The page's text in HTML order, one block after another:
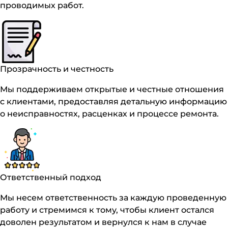
проводимых работ.
Прозрачность и честность
Мы поддерживаем открытые и честные отношения
с клиентами, предоставляя детальную информацию
о неисправностях, расценках и процессе ремонта.
Ответственный подход
Мы несем ответственность за каждую проведенную
работу и стремимся к тому, чтобы клиент остался
доволен результатом и вернулся к нам в случае